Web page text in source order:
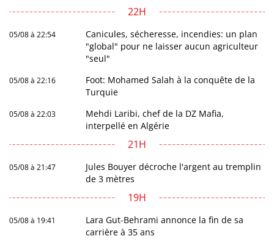
22H
05/08 à 22:54
Canicules, sécheresse, incendies: un plan
"global" pour ne laisser aucun agriculteur
"seul"
05/08 à 22:16
Foot: Mohamed Salah à la conquête de la
Turquie
05/08 à 22:03
Mehdi Laribi, chef de la DZ Mafia,
interpellé en Algérie
21H
05/08 à 21:47
Jules Bouyer décroche l'argent au tremplin
de 3 mètres
19H
05/08 à 19:41
Lara Gut-Behrami annonce la fin de sa
carrière à 35 ans